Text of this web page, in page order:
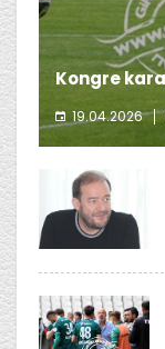
Kongre
19.04.2026
Giresunspor